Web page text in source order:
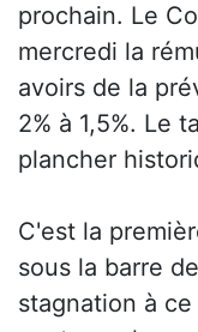
prochain. Le
mercredi la
avoirs de la
2% à 1,5%. Le
plancher
C'est la
sous la barre
stagnation à